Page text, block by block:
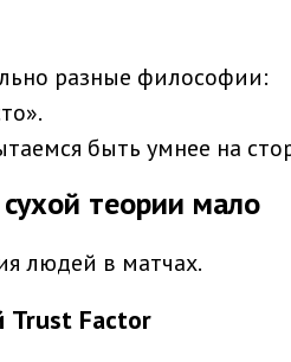
разные философии:
быть умнее на
теории мало
людей в матчах.
Trust Factor